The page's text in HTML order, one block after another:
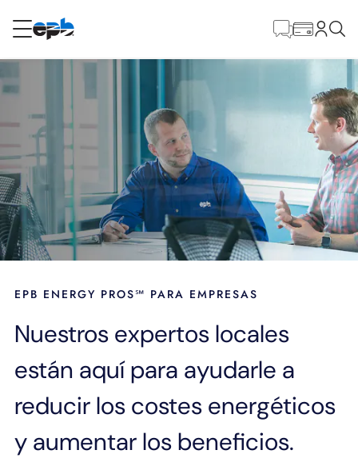
Internet
Energía
Televisión
BLOG
APOYO
principal
EPB ENERGY PROS℠ PARA EMPRESAS
Nuestros expertos locales
están aquí para ayudarle a
reducir los costes energéticos
y aumentar los beneficios.